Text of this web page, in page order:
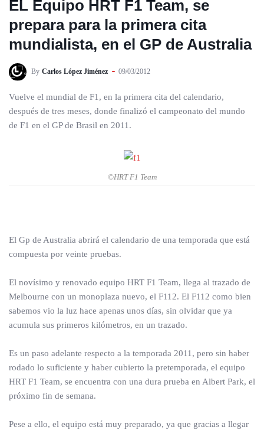
EL Equipo HRT F1 Team, se
prepara para la primera cita
mundialista, en el GP de Australia
By Carlos López Jiménez 09/03/2012
Vuelve el mundial de F1, en la primera cita del calendario,
después de tres meses, donde finalizó el campeonato del mundo
de F1 en el GP de Brasil en 2011.
©HRT F1 Team
El Gp de Australia abrirá el calendario de una temporada que está
compuesta por veinte pruebas.
El novísimo y renovado equipo HRT F1 Team, llega al trazado de
Melbourne con un monoplaza nuevo, el F112. El F112 como bien
sabemos vio la luz hace apenas unos días, sin olvidar que ya
acumula sus primeros kilómetros, en un trazado.
Es un paso adelante respecto a la temporada 2011, pero sin haber
rodado lo suficiente y haber cubierto la pretemporada, el equipo
HRT F1 Team, se encuentra con una dura prueba en Albert Park, el
próximo fin de semana.
Pese a ello, el equipo está muy preparado, ya que gracias a llegar